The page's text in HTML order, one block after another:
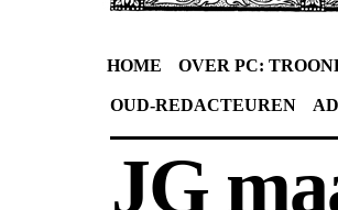
HOME OVER PC:
OUD-REDACTEUREN
JG